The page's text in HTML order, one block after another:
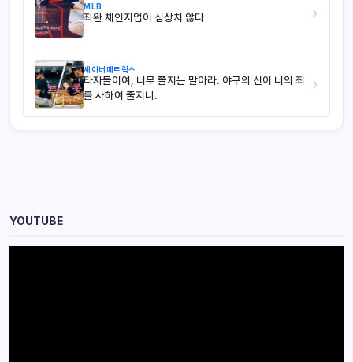
MLB
좌완 체인지업이 심상치 않다 ›
세이버메트릭스
타자들이여, 너무 쫄지는 말아라. 야구의 신이 너의 죄
를 사하여 줄지니.
›
YOUTUBE